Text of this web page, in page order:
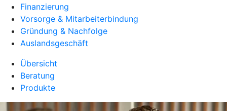
Finanzierung
Vorsorge & Mitarbeiterbindung
Gründung & Nachfolge
Auslandsgeschäft
Übersicht
Beratung
Produkte